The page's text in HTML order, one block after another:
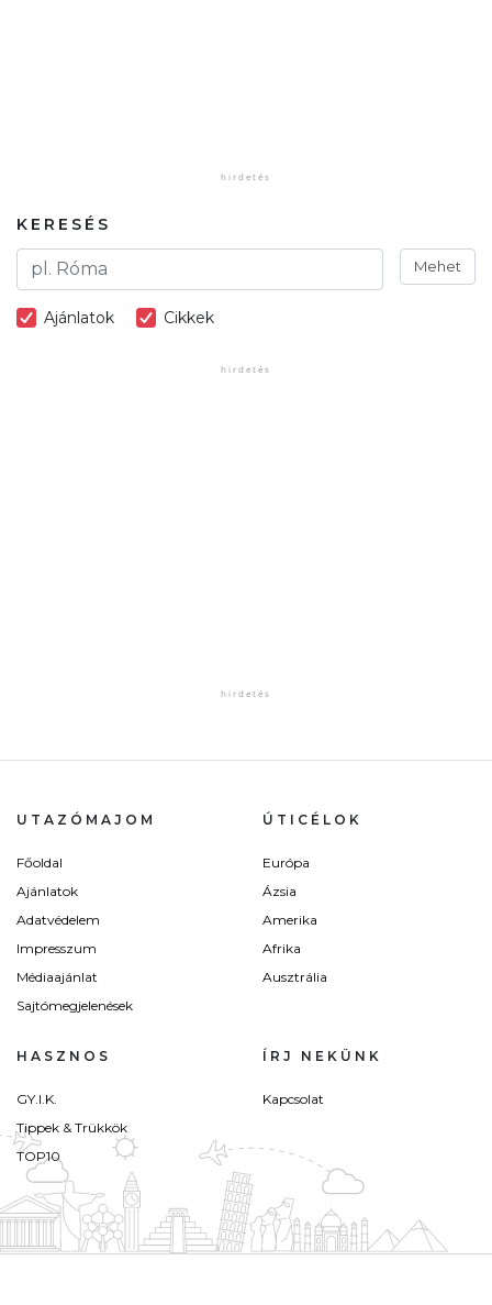
KERESÉS
Mehet
Ajánlatok Cikkek
UTAZÓMAJOM
Főoldal
Ajánlatok
Adatvédelem
Impresszum
Médiaajánlat
Sajtómegjelenések
ÚTICÉLOK
Európa
Ázsia
Amerika
Afrika
Ausztrália
HASZNOS
GY.I.K.
Tippek & Trükkök
TOP10
ÍRJ NEKÜNK
Kapcsolat